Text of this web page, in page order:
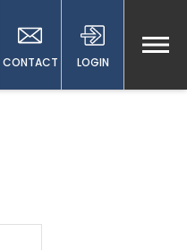
CONTACT LOGIN